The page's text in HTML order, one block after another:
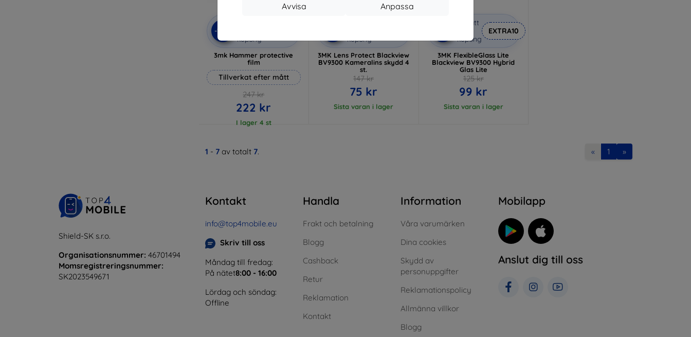
Anpassa
Avvisa
-10%
kupong
3mk Hammer protective
film
Tillverkat efter mått
247 kr
222 kr
I lager 4 st
kupong
3MK Lens Protect Blackview
BV9300 Kameralins skydd 4
st.
147 kr
75 kr
Sista varan i lager
Rabatt
kupong
EXTRA10
3MK FlexibleGlass Lite
Blackview BV9300 Hybrid
Glas Lite
125 kr
99 kr
Sista varan i lager
1 - 7 av totalt 7. « 1 »
Shield-SK s.r.o.
Organisationsnummer: 46701494
Momsregistreringsnummer:
SK2023549671
Kontakt
info@top4mobile.eu
Skriv till oss
Måndag till fredag:
På nätet8:00 - 16:00
Lördag och söndag:
Offline
Handla
Frakt och betalning
Blogg
Cashback
Retur
Reklamation
Kontakt
Information
Våra varumärken
Dina cookies
Skydd av
personuppgifter
Reklamationspolicy
Allmänna villkor
Blogg
Mobilapp
Anslut dig till oss